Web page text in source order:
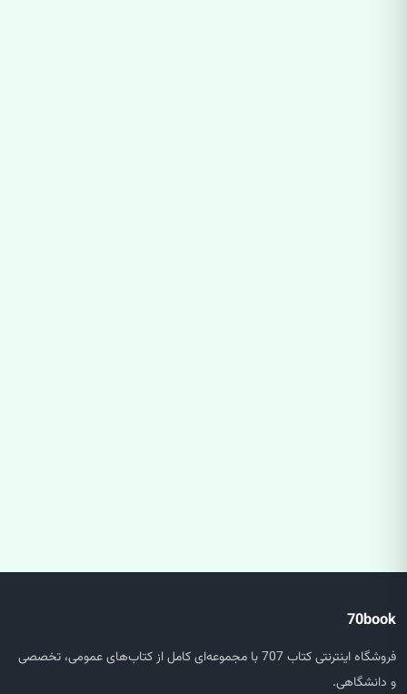
70book
فروشگاه اینترنتی کتاب 707 با مجموعه‌ای کامل از کتاب‌های عمومی، تخصصی
و دانشگاهی.